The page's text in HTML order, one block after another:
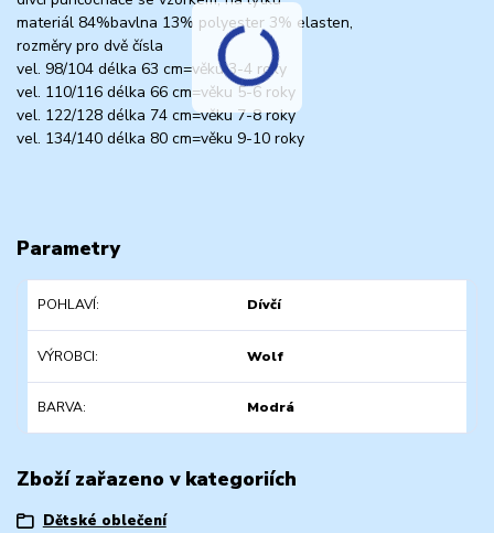
materiál 84%bavlna 13% polyester 3% elasten,
rozměry pro dvě čísla
vel. 98/104 délka 63 cm=věku 3-4 roky
vel. 110/116 délka 66 cm=věku 5-6 roky
vel. 122/128 délka 74 cm=věku 7-8 roky
vel. 134/140 délka 80 cm=věku 9-10 roky
Parametry
POHLAVÍ Dívčí
VÝROBCI Wolf
BARVA Modrá
Zboží zařazeno v kategoriích
Dětské oblečení